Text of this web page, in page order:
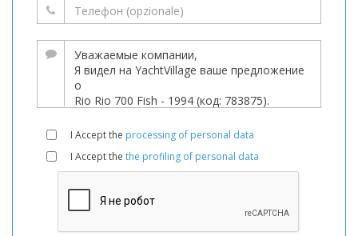
I Accept the processing of personal data
I Accept the the profiling of personal data